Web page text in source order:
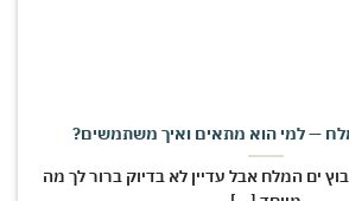
למי הוא מתאים ואיך משתמשים?
אבל עדיין לא בדיוק ברור לך מה